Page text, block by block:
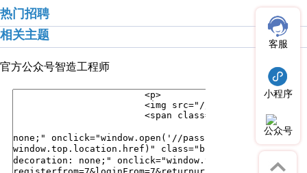
热门招聘
相关主题
官方公众号智造工程师
客服
小程序
公众号